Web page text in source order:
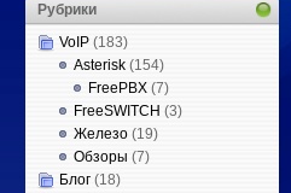
Рубрики
VoIP (183)
Asterisk (154)
FreePBX (7)
FreeSWITCH (3)
Железо (19)
Обзоры (7)
Блог (18)